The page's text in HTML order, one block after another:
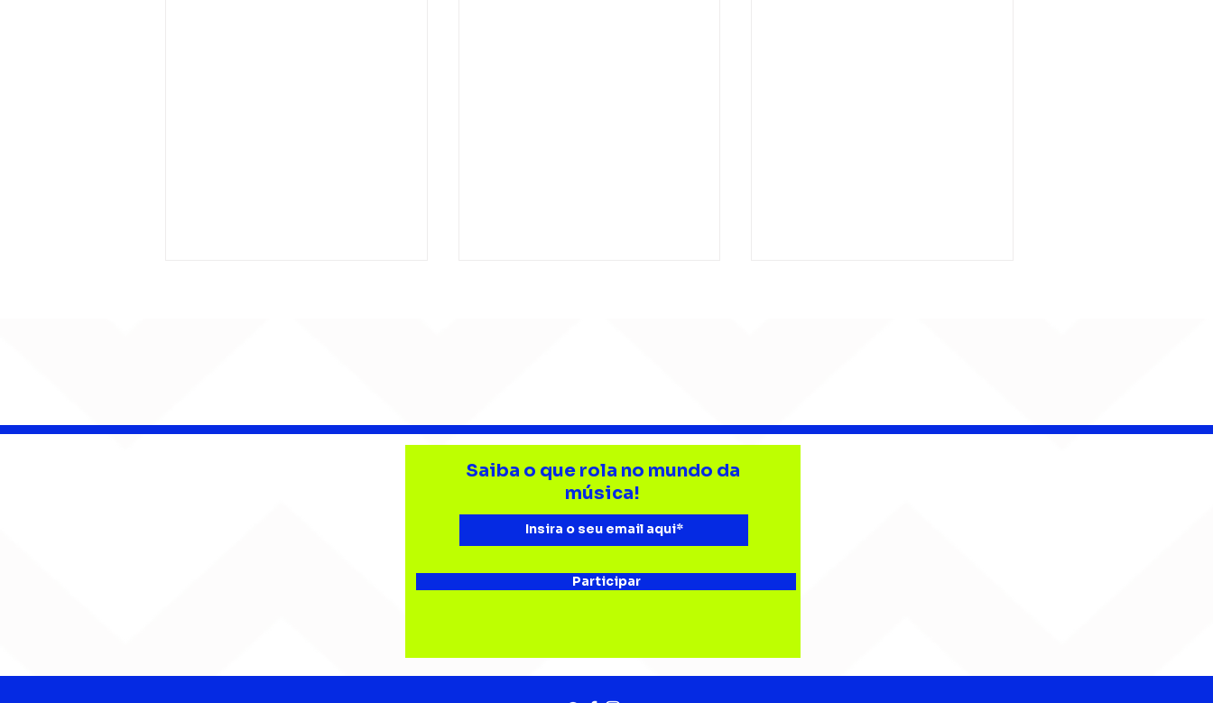
AUMENTA O SOM!
Djonga reúne multidão e
reforça
representatividade do
rap no João Rock
Levinsk conquista
Saiba o que rola no mundo da
música!
Participar